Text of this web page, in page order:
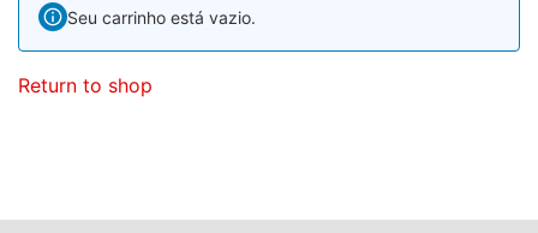
Seu carrinho está vazio.
Return to shop